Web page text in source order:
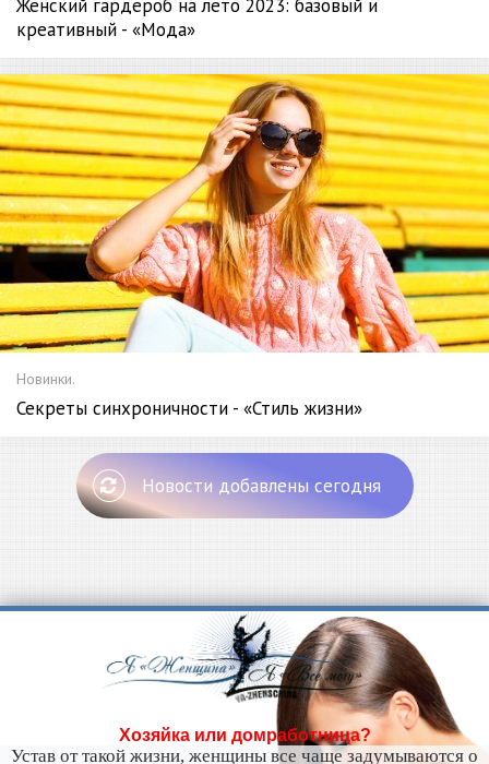
Женский гардероб на лето 2023: базовый и
креативный - «Мода»
Новинки.
Секреты синхроничности - «Стиль жизни»
Новости добавлены сегодня
Хозяйка или домработница?
Устав от такой жизни, женщины все чаще задумываются о